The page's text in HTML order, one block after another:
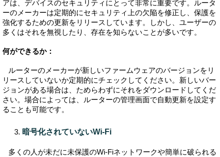
アは、デバイスのセキュリティにとって非常に重要です。ルータ
ーのメーカーは定期的にセキュリティ上の欠陥を修正し、保護を
強化するための更新をリリースしています。しかし、ユーザーの
多くはそれを無視したり、存在を知らないことが多いです。
何ができるか：
ルーターのメーカーが新しいファームウェアのバージョンをリ
リースしていないか定期的にチェックしてください。新しいバー
ジョンがある場合は、ためらわずにそれをダウンロードしてくだ
さい。場合によっては、ルーターの管理画面で自動更新を設定す
ることも可能です。
暗号化されていないWi-Fi
多くの人が未だに未保護のWi-Fiネットワークや簡単に破られる